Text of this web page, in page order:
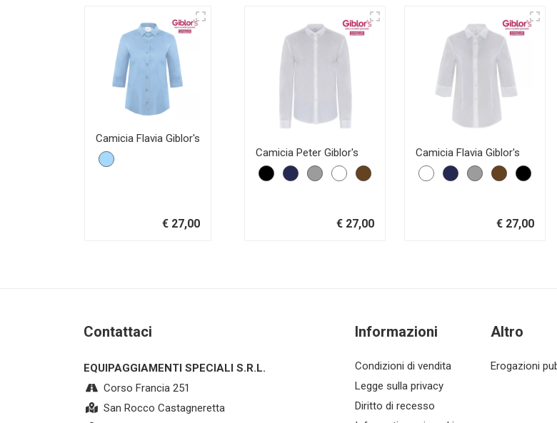
Camicia Flavia Giblor's
€ 27,00
Camicia Peter Giblor's
€ 27,00
Camicia Flavia Giblor's
€ 27,00
Contattaci
EQUIPAGGIAMENTI SPECIALI S.R.L.
Corso Francia 251
San Rocco Castagneretta
Informazioni
Condizioni di vendita
Legge sulla privacy
Diritto di recesso
Altro
Erogazioni